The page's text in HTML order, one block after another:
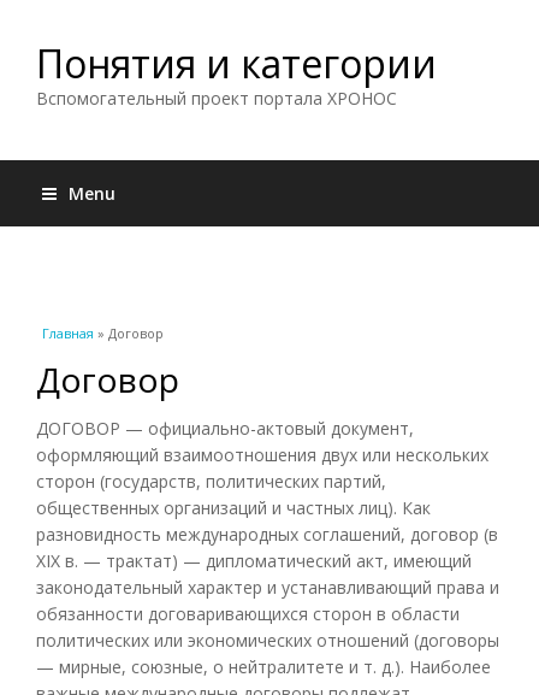
Понятия и категории
Вспомогательный проект портала ХРОНОС
Menu
Вы здесь
Главная » Договор
Договор
ДОГОВОР — официально-актовый документ,
оформляющий взаимоотношения двух или нескольких
сторон (государств, политических партий,
общественных организаций и частных лиц). Как
разновидность международных соглашений, договор (в
XIX в. — трактат) — дипломатический акт, имеющий
законодательный характер и устанавливающий права и
обязанности договаривающихся сторон в области
политических или экономических отношений (договоры
— мирные, союзные, о нейтралитете и т. д.). Наиболее